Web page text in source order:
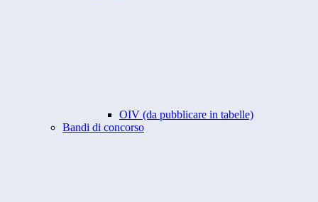
OIV (da pubblicare in tabelle)
Bandi di concorso